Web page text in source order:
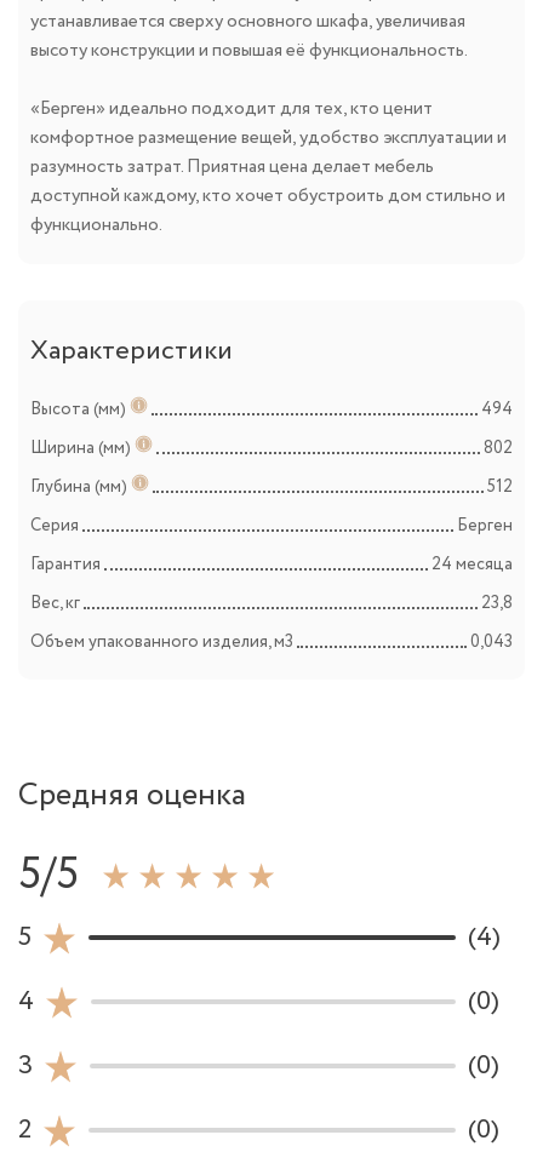
устанавливается сверху основного шкафа, увеличивая
высоту конструкции и повышая её функциональность.
«Берген» идеально подходит для тех, кто ценит
комфортное размещение вещей, удобство эксплуатации и
разумность затрат. Приятная цена делает мебель
доступной каждому, кто хочет обустроить дом стильно и
функционально.
Характеристики
Высота (мм)
494
Ширина (мм)
802
Глубина (мм)
512
Серия
Берген
Гарантия
24 месяца
Вес, кг
23,8
Объем упакованного изделия, м3
0,043
Средняя оценка
5/5
5
(4)
4
(0)
3
(0)
2
(0)